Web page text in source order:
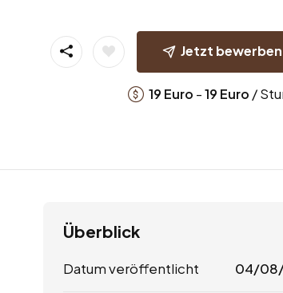
Jetzt bewerben
19 Euro -19 Euro /
Überblick
Datum veröffentlicht 04/